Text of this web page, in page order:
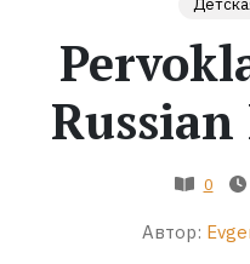
Авторы
Жанры
Экранизации
0
Автор: